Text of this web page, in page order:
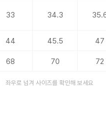
33 34.3
44 45.5 47
68 70 72
좌우로 넘겨 사이즈를 확인해 보세요